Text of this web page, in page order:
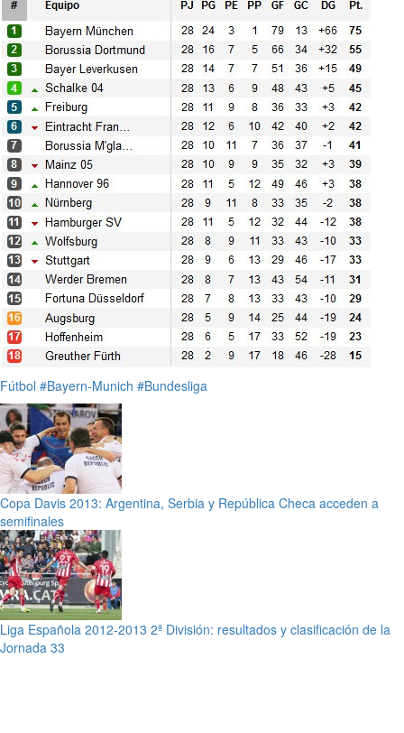
Fútbol #Bayern-Munich #Bundesliga
Copa Davis 2013: Argentina, Serbia y República Checa acceden a
semifinales
Liga Española 2012-2013 2ª División: resultados y clasificación de la
Jornada 33